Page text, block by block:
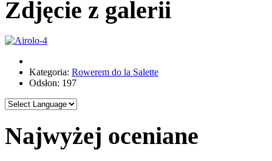
Zdjęcie z galerii
Kategoria: Rowerem do la Salette
Odsłon: 197
Najwyżej oceniane